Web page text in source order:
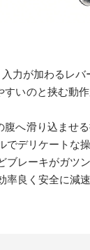
力が加わるレ
いのと挟む動
へ滑り込ませ
でデリケートな
レーキがガツ
良く安全に減